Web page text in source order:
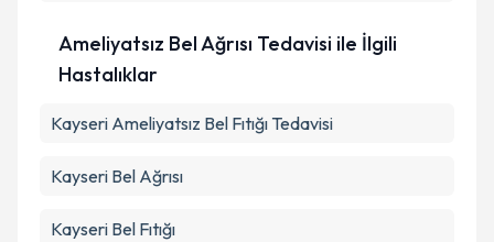
Ameliyatsız Bel Ağrısı Tedavisi ile İlgili
Hastalıklar
Kayseri Ameliyatsız Bel Fıtığı Tedavisi
Kayseri Bel Ağrısı
Kayseri Bel Fıtığı